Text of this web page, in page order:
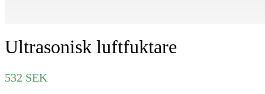
Ultrasonisk luftfuktare
532 SEK